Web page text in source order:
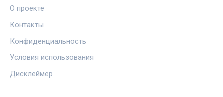
О проекте
Контакты
Конфиденциальность
Условия использования
Дисклеймер